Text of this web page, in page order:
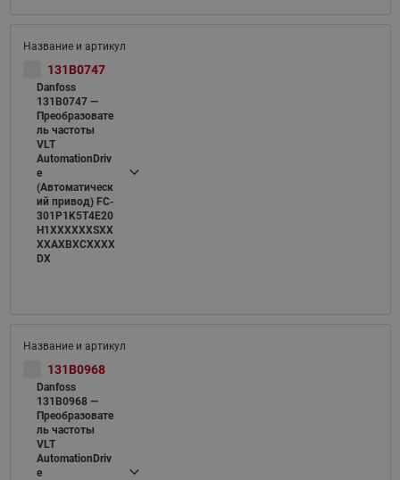
131B0747
Danfoss
131B0747 —
Преобразовате
ль частоты
VLT
AutomationDriv
e
(Автоматическ
ий привод) FC-
301P1K5T4E20
H1XXXXXXSXX
XXAXBXCXXXX
DX
131B0968
Danfoss
131B0968 —
Преобразовате
ль частоты
VLT
AutomationDriv
e